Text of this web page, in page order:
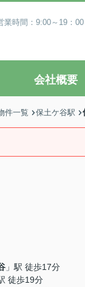
業時間：9:00～19：
会社概要
件一覧 保土ケ谷駅
」駅 徒歩17分
徒歩19分